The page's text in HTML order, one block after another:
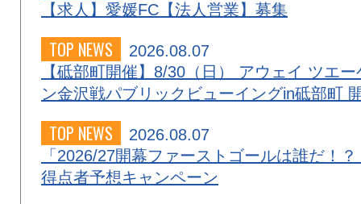
【求人】愛媛FC【法人営業】募集
TOP NEWS
2026.08.07
【砥部町開催】8/30（日） アウェイ ツエー
ン金沢戦パブリックビューイングin砥部町
TOP NEWS
2026.08.07
「2026/27開幕ファーストゴールは誰だ！？
得点者予想キャンペーン